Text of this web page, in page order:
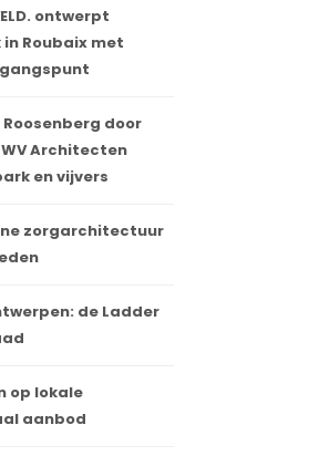
ontwerpt
Roubaix met
door
Architecten
en vijvers
zorgarchitectuur
de Ladder
op lokale
aanbod